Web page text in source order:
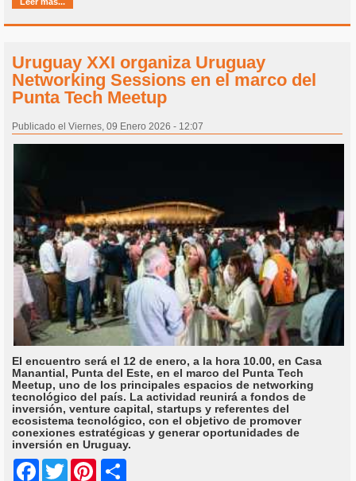
Uruguay XXI organiza Uruguay
Networking Sessions en el marco del
Punta Tech Meetup
Publicado el Viernes, 09 Enero 2026 - 12:07
El encuentro será el 12 de enero, a la hora 10.00, en Casa
Manantial, Punta del Este, en el marco del Punta Tech
Meetup, uno de los principales espacios de networking
tecnológico del país. La actividad reunirá a fondos de
inversión, venture capital, startups y referentes del
ecosistema tecnológico, con el objetivo de promover
conexiones estratégicas y generar oportunidades de
inversión en Uruguay.
Facebook
Twitter Pinterest